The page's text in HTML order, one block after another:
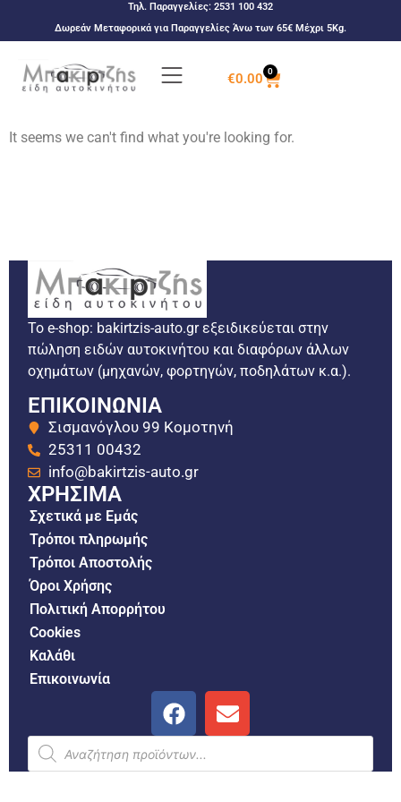
Τηλ. Παραγγελίες: 2531 100 432
Δωρεάν Μεταφορικά για Παραγγελίες Άνω των 65€ Μέχρι 5Kg.
€0.00 0
It seems we can't find what you're looking for.
Το e-shop: bakirtzis-auto.gr εξειδικεύεται στην
πώληση ειδών αυτοκινήτου και διαφόρων άλλων
οχημάτων (μηχανών, φορτηγών, ποδηλάτων κ.α.).
ΕΠΙΚΟΙΝΩΝΙΑ
Σισμανόγλου 99 Κομοτηνή
25311 00432
info@bakirtzis-auto.gr
ΧΡΗΣΙΜΑ
Σχετικά με Εμάς
Τρόποι πληρωμής
Τρόποι Αποστολής
Όροι Χρήσης
Πολιτική Απορρήτου
Cookies
Καλάθι
Επικοινωνία